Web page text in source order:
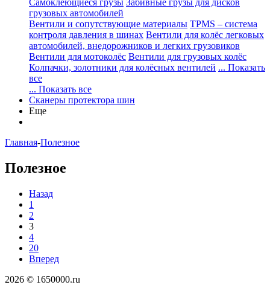
Самоклеющиеся грузы Забивные грузы для дисков
грузовых автомобилей
Вентили и сопутствующие материалы TPMS – система
контроля давления в шинах Вентили для колёс легковых
автомобилей, внедорожников и легких грузовиков
Вентили для мотоколёс Вентили для грузовых колёс
Колпачки, золотники для колёсных вентилей ... Показать
все
... Показать все
Сканеры протектора шин
Еще
Главная-Полезное
Полезное
Назад
1
2
3
4
20
Вперед
2026 © 1650000.ru